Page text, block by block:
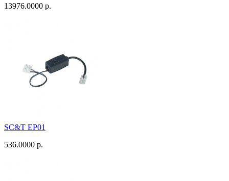
13976.0000 р.
SC&T EP01
536.0000 р.